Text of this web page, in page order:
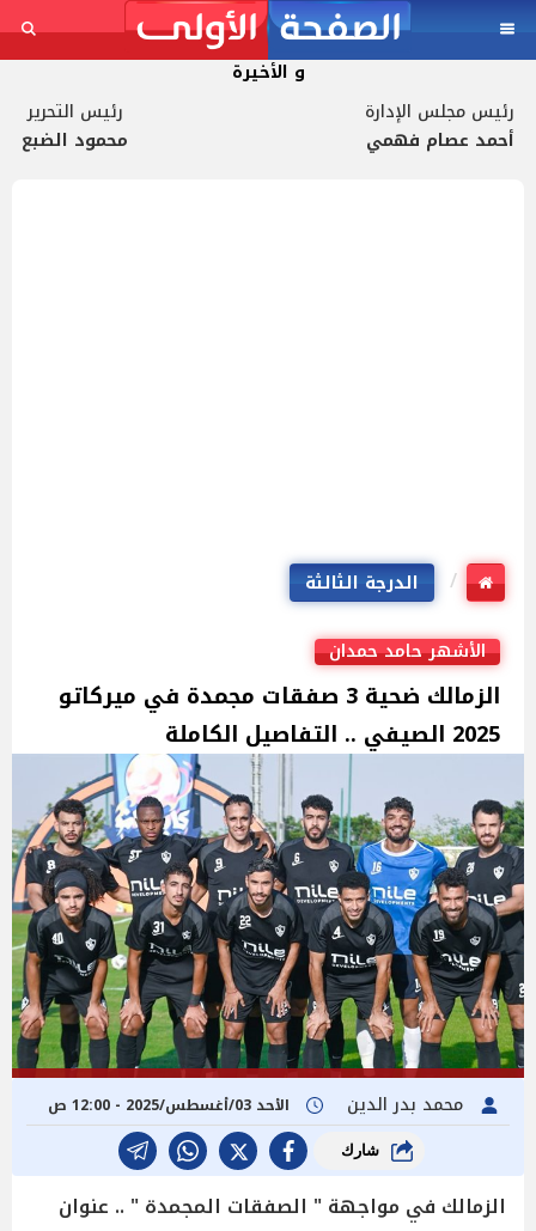
و الأخيرة
رئيس مجلس الإدارة
أحمد عصام فهمي
رئيس التحرير
محمود الضبع
الدرجة الثالثة
الأشهر حامد حمدان
الزمالك ضحية 3 صفقات مجمدة في ميركاتو
2025 الصيفي .. التفاصيل الكاملة
محمد بدر الدين الأحد 03/أغسطس/2025 - 12:00 ص
شارك
الزمالك في مواجهة " الصفقات المجمدة " .. عنوان